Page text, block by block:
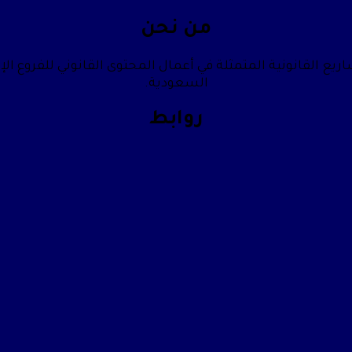
من نحن
القانونية المتمثلة في أعمال المحتوى القانوني للفروع
السعودية.
روابط